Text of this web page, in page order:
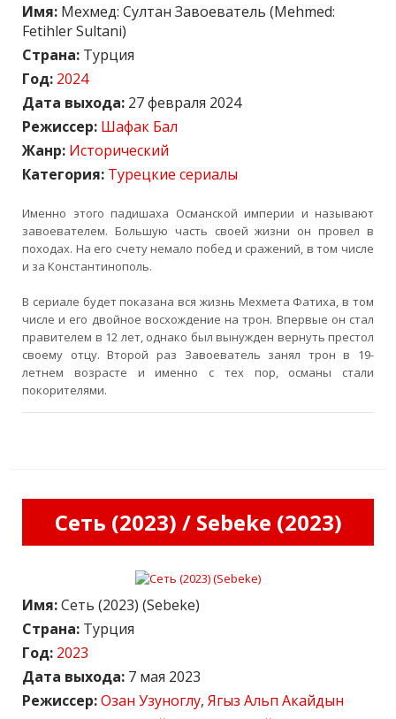
Имя: Мехмед: Султан Завоеватель (Mehmed:
Fetihler Sultani)
Страна: Турция
Год: 2024
Дата выхода: 27 февраля 2024
Режиссер: Шафак Бал
Жанр: Исторический
Категория: Турецкие сериалы
Именно этого падишаха Османской империи и называют
завоевателем. Большую часть своей жизни он провел в
походах. На его счету немало побед и сражений, в том числе
и за Константинополь.
В сериале будет показана вся жизнь Мехмета Фатиха, в том
числе и его двойное восхождение на трон. Впервые он стал
правителем в 12 лет, однако был вынужден вернуть престол
своему отцу. Второй раз Завоеватель занял трон в 19-
летнем возрасте и именно с тех пор, османы стали
покорителями.
Сеть (2023) / Sebeke (2023)
Имя:Сеть (2023) (Sebeke)
Страна: Турция
Год: 2023
Дата выхода: 7 мая 2023
Режиссер:Озан Узуноглу, Ягыз Альп Акайдын